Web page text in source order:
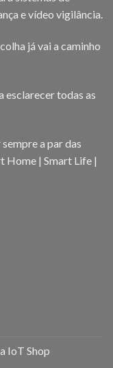
e vídeo vigilância.
já vai a caminho
esclarecer todas as
a par das
Home | Smart Life |
IoT Shop